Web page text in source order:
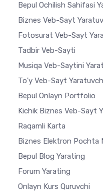
Bepul Ochilish Sahifasi
Biznes Veb-Sayt
Fotosurat Veb-Sayt
Tadbir Veb-Sayti
Musiqa Veb-Saytini
To'y Veb-Sayt
Bepul Onlayn Portfolio
Kichik Biznes Veb-Sayt
Raqamli Karta
Biznes Elektron Pochta
Bepul Blog Yarating
Forum Yarating
Onlayn Kurs Quruvchi